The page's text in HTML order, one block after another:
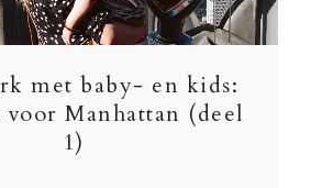
met baby- en kids:
voor Manhattan (deel
1)